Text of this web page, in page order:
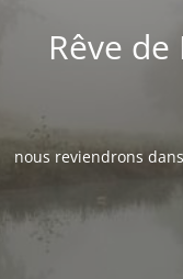
Rêve
nous reviendrons